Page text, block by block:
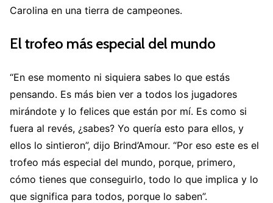
Carolina en una tierra de campeones.
El trofeo más especial del mundo
“En ese momento ni siquiera sabes lo que estás
pensando. Es más bien ver a todos los jugadores
mirándote y lo felices que están por mí. Es como si
fuera al revés, ¿sabes? Yo quería esto para ellos, y
ellos lo sintieron”, dijo Brind’Amour. “Por eso este es el
trofeo más especial del mundo, porque, primero,
cómo tienes que conseguirlo, todo lo que implica y lo
que significa para todos, porque lo saben”.